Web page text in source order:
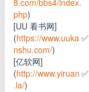
8.com/bbs4/index.
php)
[UU 看书网]
(https://www.uuka
nshu.com/)
✅
[亿软网]
(http://www.yiruan
.la/)
✅